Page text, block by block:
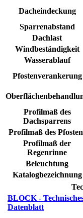
Dacheindeckung
Sparrenabstand
Dachlast
Windbeständigkeit
Wasserablauf
Pfostenverankerung
Profilmaß des
Dachsparrens
Profilmaß des
Profilmaß der
Regenrinne
Beleuchtung
Katalogbezeichnung
BLOCK -
Datenblatt